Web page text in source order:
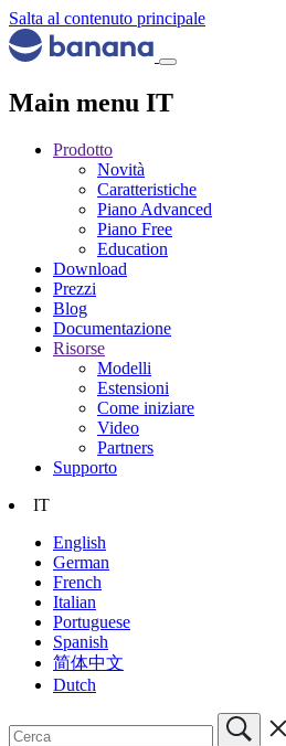
Salta al contenuto principale
Main menu IT
Prodotto
Novità
Caratteristiche
Piano Advanced
Piano Free
Education
Download
Prezzi
Blog
Documentazione
Risorse
Modelli
Estensioni
Come iniziare
Video
Partners
Supporto
IT
English
German
French
Italian
Portuguese
Spanish
简体中文
Dutch